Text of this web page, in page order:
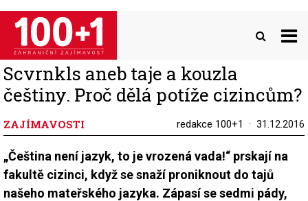
Přejít
hlavnímu
obsahu
Scvrnkls aneb taje a kouzla
češtiny. Proč dělá potíže cizincům?
ZAJÍMAVOSTI redakce 100+1 31.12.2016
„Čeština není jazyk, to je vrozená vada!“ prskají na
fakultě cizinci, když se snaží proniknout do tajů
našeho mateřského jazyka. Zápasí se sedmi pády,